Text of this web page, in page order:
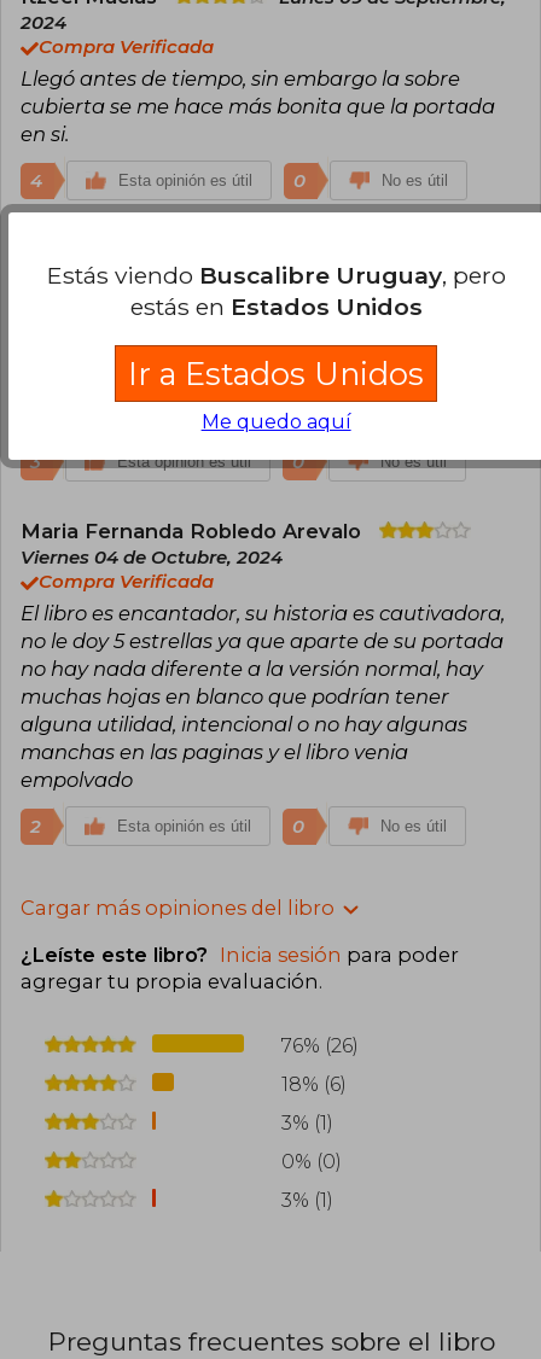
2024
Compra Verificada
Llegó antes de tiempo, sin embargo la sobre
cubierta se me hace más bonita que la portada
en si.
4 Esta opinión es útil 0 No es útil
2024
Compra Verificada
indicado, para ser edición especial siento que
deberían tener algo más como imágenes o al
menos los bordes pintados.
3 Esta opinión es útil 0 No es útil
Maria Fernanda Robledo Arevalo
Viernes 04 de Octubre, 2024
Compra Verificada
El libro es encantador, su historia es cautivadora,
no le doy 5 estrellas ya que aparte de su portada
no hay nada diferente a la versión normal, hay
muchas hojas en blanco que podrían tener
alguna utilidad, intencional o no hay algunas
manchas en las paginas y el libro venia
empolvado
2 Esta opinión es útil 0 No es útil
Cargar más opiniones del libro
¿Leíste este libro? Inicia sesión para poder
agregar tu propia evaluación.
76% (26)
18% (6)
3% (1)
0% (0)
3% (1)
Preguntas frecuentes sobre el libro
Estás viendo Buscalibre Uruguay, pero
estás en Estados Unidos
Ir a Estados Unidos
Me quedo aquí